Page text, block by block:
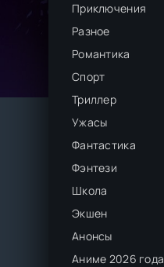
Приключения
Разное
Романтика
Спорт
Триллер
Ужасы
Фантастика
Фэнтези
Школа
Экшен
Анонсы
Аниме 2026 года